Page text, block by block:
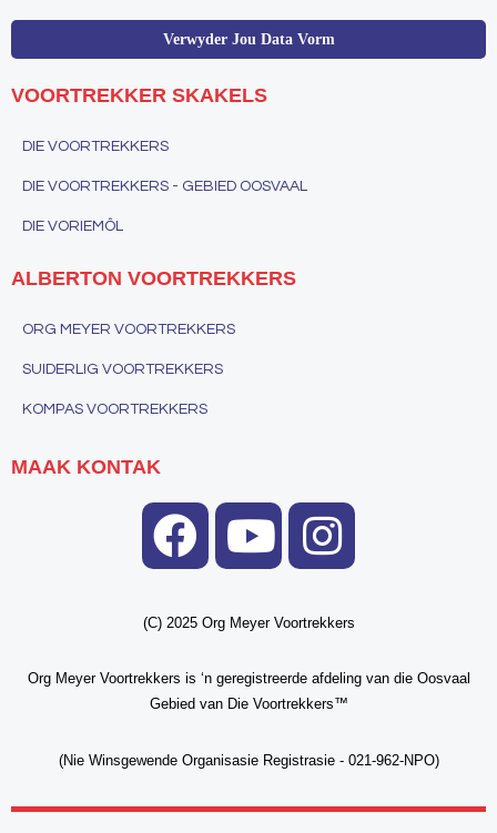
Verwyder Jou Data Vorm
VOORTREKKER SKAKELS
DIE VOORTREKKERS
DIE VOORTREKKERS - GEBIED OOSVAAL
DIE VORIEMÔL
ALBERTON VOORTREKKERS
ORG MEYER VOORTREKKERS
SUIDERLIG VOORTREKKERS
KOMPAS VOORTREKKERS
MAAK KONTAK
(C) 2025 Org Meyer Voortrekkers
Org Meyer Voortrekkers is ‘n geregistreerde afdeling van die Oosvaal
Gebied van Die Voortrekkers™
(Nie Winsgewende Organisasie Registrasie - 021-962-NPO)